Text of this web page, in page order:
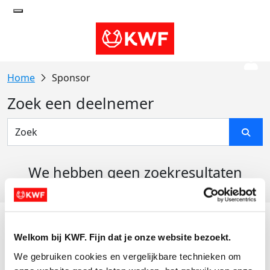
Welkom bij KWF. Fijn dat je onze website bezoekt.
We gebruiken cookies en vergelijkbare technieken om
Sponsor
Zoek een deelnemer
We hebben geen zoekresultaten
Actiematerialen
Evenementen